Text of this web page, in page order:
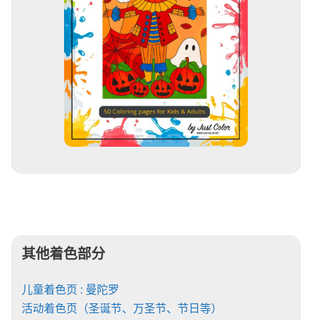
其他着色部分
儿童着色页 : 曼陀罗
活动着色页（圣诞节、万圣节、节日等）